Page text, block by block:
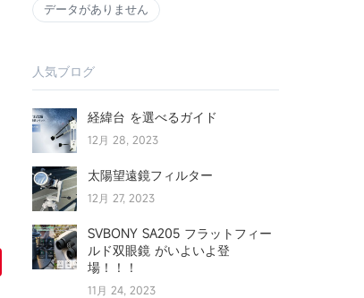
Pinterest
データがありません
人気ブログ
経緯台 を選べるガイド
12月 28, 2023
太陽望遠鏡フィルター
12月 27, 2023
SVBONY SA205 フラットフィー
ルド双眼鏡 がいよいよ登
場！！！
11月 24, 2023